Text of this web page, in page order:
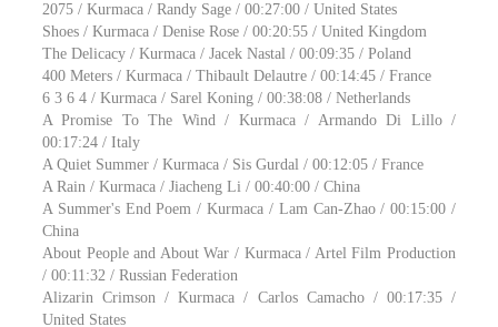
2075 / Kurmaca / Randy Sage / 00:27:00 / United States
Shoes / Kurmaca / Denise Rose / 00:20:55 / United Kingdom
The Delicacy / Kurmaca / Jacek Nastal / 00:09:35 / Poland
400 Meters / Kurmaca / Thibault Delautre / 00:14:45 / France
6 3 6 4 / Kurmaca / Sarel Koning / 00:38:08 / Netherlands
A Promise To The Wind / Kurmaca / Armando Di Lillo /
00:17:24 / Italy
A Quiet Summer / Kurmaca / Sis Gurdal / 00:12:05 / France
A Rain / Kurmaca / Jiacheng Li / 00:40:00 / China
A Summer's End Poem / Kurmaca / Lam Can-Zhao / 00:15:00 /
China
About People and About War / Kurmaca / Artel Film Production
/ 00:11:32 / Russian Federation
Alizarin Crimson / Kurmaca / Carlos Camacho / 00:17:35 /
United States